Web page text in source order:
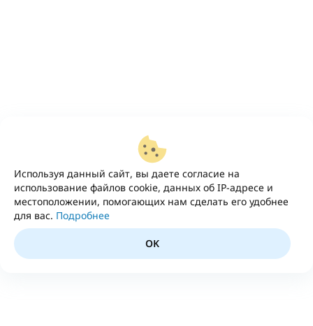
Используя данный сайт, вы даете согласие на
использование файлов cookie, данных об IP-адресе и
местоположении, помогающих нам сделать его удобнее
для вас. Подробнее
OK